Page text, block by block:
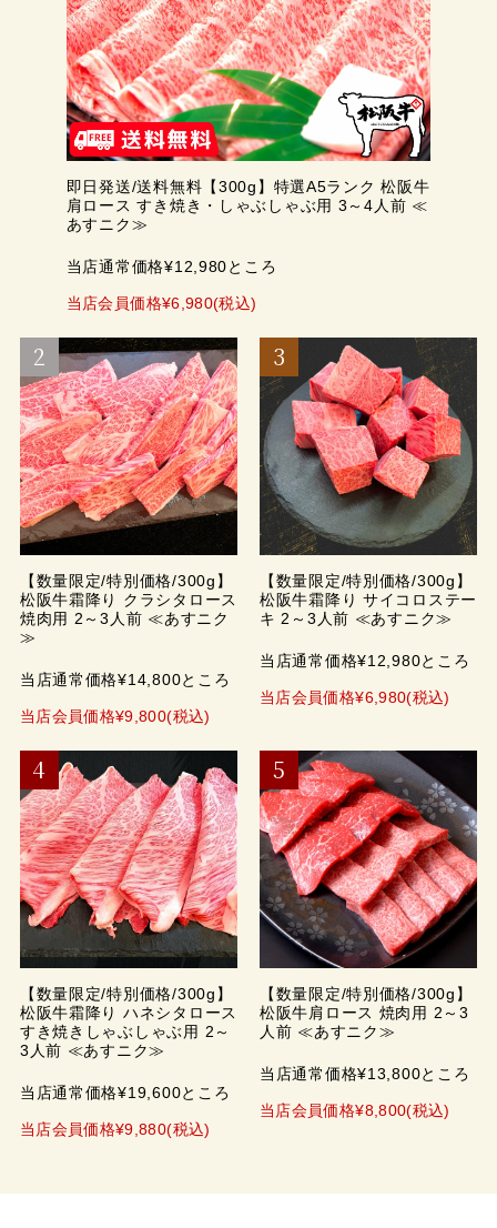
即日発送/送料無料【300g】特選A5ランク 松阪牛
肩ロース すき焼き・しゃぶしゃぶ用 3～4人前 ≪
あすニク≫
当店通常価格¥12,980ところ
当店会員価格¥6,980(税込)
【数量限定/特別価格/300g】
松阪牛霜降り クラシタロース
焼肉用 2～3人前 ≪あすニク
≫
当店通常価格¥14,800ところ
当店会員価格¥9,800(税込)
【数量限定/特別価格/300g】
松阪牛霜降り サイコロステー
キ 2～3人前 ≪あすニク≫
当店通常価格¥12,980ところ
当店会員価格¥6,980(税込)
【数量限定/特別価格/300g】
松阪牛霜降り ハネシタロース
すき焼きしゃぶしゃぶ用 2～
3人前 ≪あすニク≫
当店通常価格¥19,600ところ
当店会員価格¥9,880(税込)
【数量限定/特別価格/300g】
松阪牛肩ロース 焼肉用 2～3
人前 ≪あすニク≫
当店通常価格¥13,800ところ
当店会員価格¥8,800(税込)